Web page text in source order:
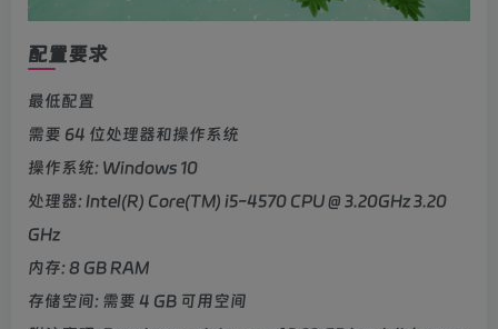
配置要求
最低配置
需要 64 位处理器和操作系统
操作系统: Windows 10
处理器: Intel(R) Core(TM) i5-4570 CPU @ 3.20GHz 3.20
GHz
内存: 8 GB RAM
存储空间: 需要 4 GB 可用空间